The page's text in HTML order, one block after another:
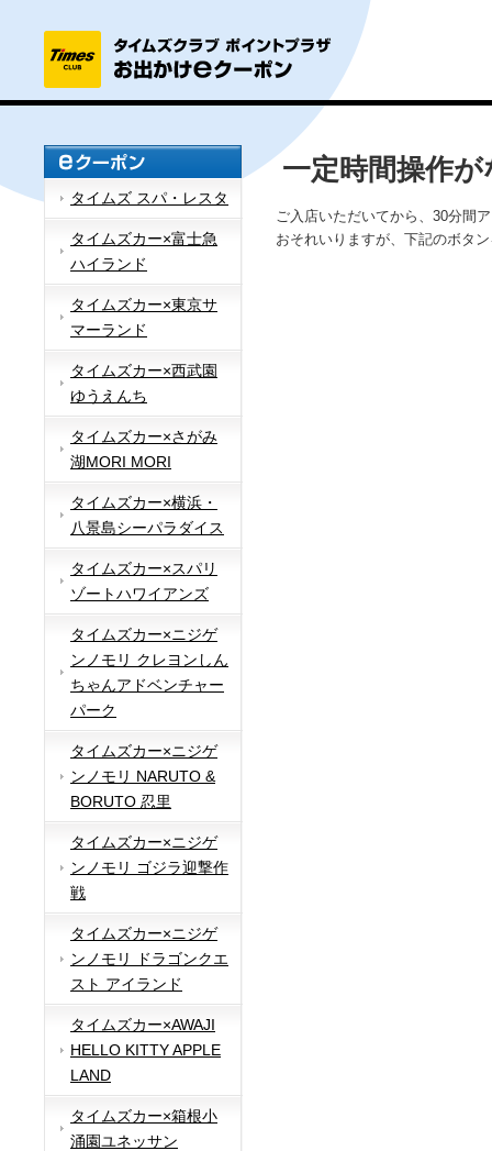
タイムズ スパ・レスタ
タイムズカー×富士急
ハイランド
タイムズカー×東京サ
マーランド
タイムズカー×西武園
ゆうえんち
タイムズカー×さがみ
湖MORI MORI
タイムズカー×横浜・
八景島シーパラダイス
タイムズカー×スパリ
ゾートハワイアンズ
タイムズカー×ニジゲ
ンノモリ クレヨンしん
ちゃんアドベンチャー
パーク
タイムズカー×ニジゲ
ンノモリ NARUTO &
BORUTO 忍里
タイムズカー×ニジゲ
ンノモリ ゴジラ迎撃作
戦
タイムズカー×ニジゲ
ンノモリ ドラゴンクエ
スト アイランド
タイムズカー×AWAJI
HELLO KITTY APPLE
LAND
タイムズカー×箱根小
涌園ユネッサン
一定時間操作
ご入店いただいてから、30分間
おそれいりますが、下記のボタ